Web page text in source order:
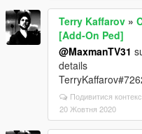
Terry Kaffarov »
[Add-On Ped]
@MaxmanTV31
details
Подивитися
20 Жовтня 2020